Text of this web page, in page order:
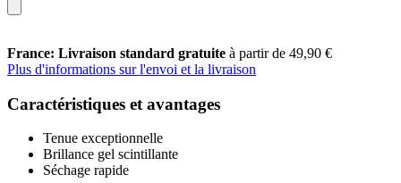
France: Livraison standard gratuite à partir de 49,90 €
Plus d'informations sur l'envoi et la livraison
Caractéristiques et avantages
Tenue exceptionnelle
Brillance gel scintillante
Séchage rapide